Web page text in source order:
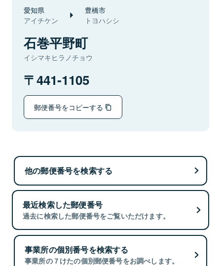
愛知県
アイチケン
豊橋市
トヨハシシ
石巻平野町
イシマキヒラノチョウ
441-1105
郵便番号をコピーする
他の郵便番号を検索する
最近検索した郵便番号
過去に検索した郵便番号をご覧いただけます。
事業所の個別番号を検索する
事業所の７けたの個別郵便番号をお調べします。